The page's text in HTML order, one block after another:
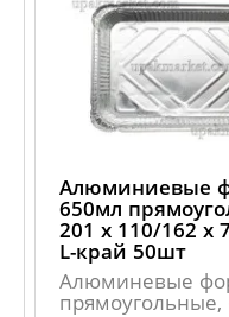
Алюминиевые
650мл
201 х 110/162 х
L-край 50шт
Алюминевые